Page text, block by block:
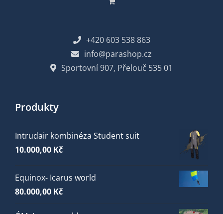
+420 603 538 863
info@parashop.cz
Sportovní 907, Přelouč 535 01
Produkty
Intrudair kombinéza Student suit
10.000,00 Kč
Equinox- Icarus world
80.000,00 Kč